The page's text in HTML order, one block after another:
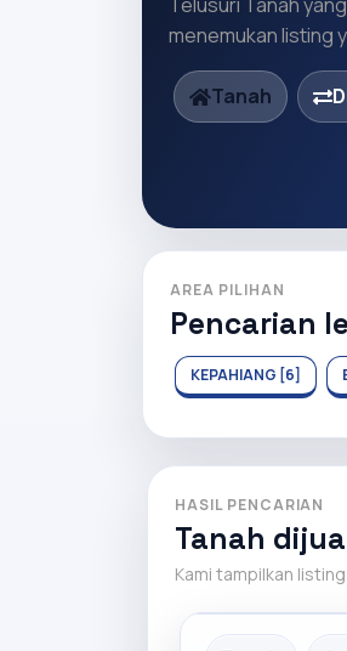
menemukan listing
Tanah
AREA PILIHAN
Pencarian
KEPAHIANG [6]
HASIL PENCARIAN
Tanah
Kami tampilkan